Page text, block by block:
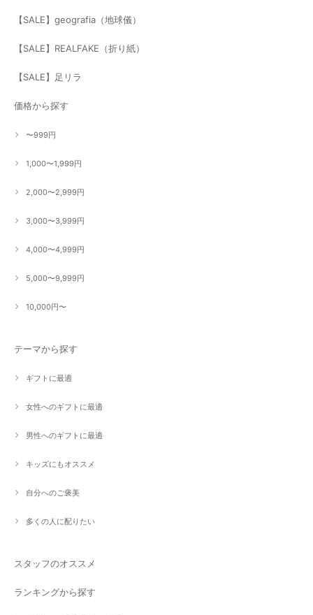
【SALE】geografia（地球儀）
【SALE】REALFAKE（折り紙）
【SALE】足リラ
価格から探す
〜999円
1,000〜1,999円
2,000〜2,999円
3,000〜3,999円
4,000〜4,999円
5,000〜9,999円
10,000円〜
テーマから探す
ギフトに最適
女性へのギフトに最適
男性へのギフトに最適
キッズにもオススメ
自分へのご褒美
多くの人に配りたい
スタッフのオススメ
ランキングから探す